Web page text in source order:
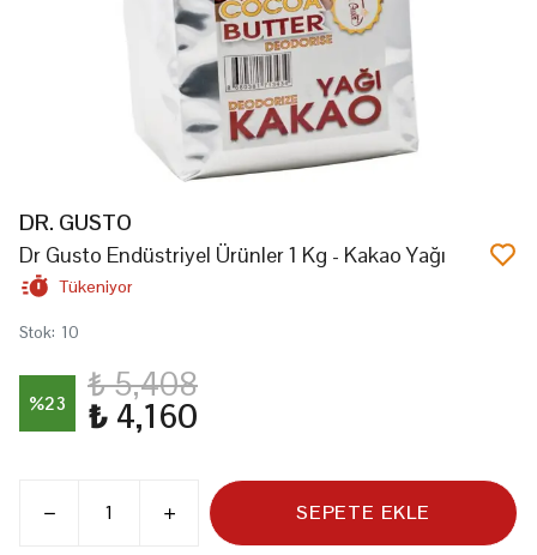
DR. GUSTO
Dr Gusto Endüstriyel Ürünler 1 Kg - Kakao Yağı
Tükeniyor
Stok: 10
%23 ₺ 5,408
₺ 4,160
SEPETE EKLE